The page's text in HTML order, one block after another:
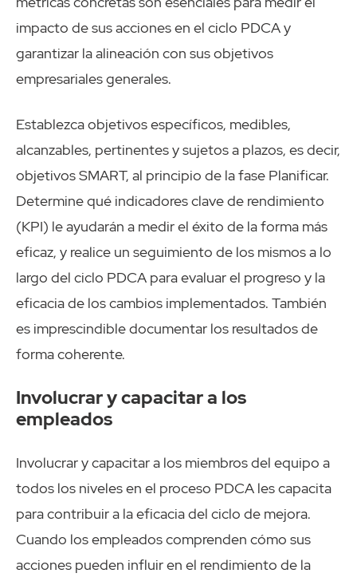
impacto de sus acciones en el ciclo PDCA y
garantizar la alineación con sus objetivos
empresariales generales.
Establezca objetivos específicos, medibles,
alcanzables, pertinentes y sujetos a plazos, es decir,
objetivos SMART, al principio de la fase Planificar.
Determine qué indicadores clave de rendimiento
(KPI) le ayudarán a medir el éxito de la forma más
eficaz, y realice un seguimiento de los mismos a lo
largo del ciclo PDCA para evaluar el progreso y la
eficacia de los cambios implementados. También
es imprescindible documentar los resultados de
forma coherente.
Involucrar y capacitar a los
empleados
Involucrar y capacitar a los miembros del equipo a
todos los niveles en el proceso PDCA les capacita
para contribuir a la eficacia del ciclo de mejora.
Cuando los empleados comprenden cómo sus
acciones pueden influir en el rendimiento de la